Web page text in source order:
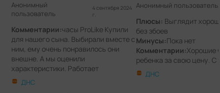
Анонимный
пользователь
4 сентября 2024
г.
Комментарии:часы ProLike Купили
для нашего сына. Выбирали вместе с
ним, ему очень понравилось они
внешне. А мы оценили
характеристики. Работает
стабильно, местоположение
определяет точно
ДНС
Анонимный пользователь
Плюсы: Выглядит
без збоев
Минусы:Пока нет
Комментарии:Хорошие
ребенка за свою цену. С
синхронизируются без
работе сим-карты
ДНС